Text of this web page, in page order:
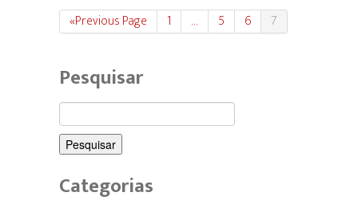
«Previous Page 1 … 5 6 7
Pesquisar
Pesquisar
por:
Categorias